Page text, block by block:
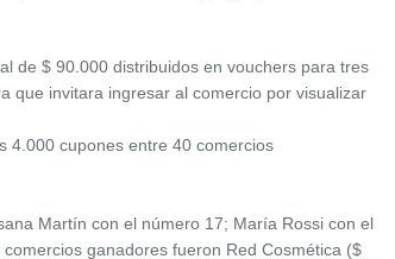
de $ 90.000 distribuidos en vouchers para tres
que invitara ingresar al comercio por visualizar
4.000 cupones entre 40 comercios
Martín con el número 17; María Rossi con el
ganadores fueron Red Cosmética ($